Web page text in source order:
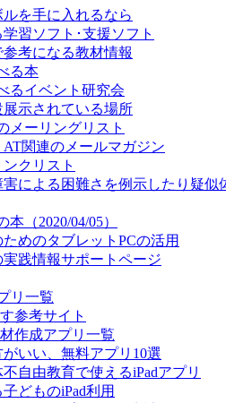
を手に入れるなら
習ソフト･支援ソフト
考になる教材情報
る本
るイベント研究会
示されている場所
メーリングリスト
関連のメールマガジン
クリスト
による困難さを例示したり疑似
（2020/04/05）
めのタブレットPCの活用
践情報サポートページ
リ一覧
参考サイト
作成アプリ一覧
いい、無料アプリ10選
不自由教育で使えるiPadアプリ
どものiPad利用